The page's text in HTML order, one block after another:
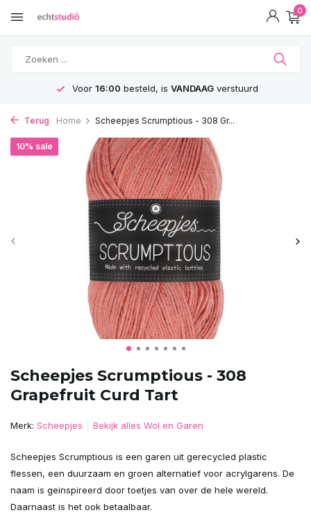
0
Voor 16:00 besteld, is VANDAAGverstuurd
Terug Home Scheepjes Scrumptious - 308 Gr...
Scheepjes Scrumptious - 308
Grapefruit Curd Tart
10% sale
Merk: Scheepjes Bekijk alles Wol en Garen
Scheepjes Scrumptious is een garen uit gerecycled plastic
flessen, een duurzaam en groen alternatief voor acrylgarens. De
naam is geinspireerd door toetjes van over de hele wereld.
Daarnaast is het ook betaalbaar.